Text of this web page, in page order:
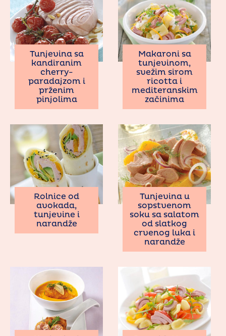
Tunjevina sa
kandiranim
cherry-
paradajzom i
prženim
pinjolima
Makaroni sa
tunjevinom,
svežim sirom
ricotta i
mediteranskim
začinima
Rolnice od
avokada,
tunjevine i
narandže
Tunjevina u
sopstvenom
soku sa salatom
od slatkog
crvenog luka i
narandže